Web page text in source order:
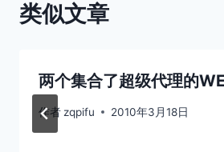
类似文章
两个集合了超级代理的
作者 zqpifu 2010年3月18日